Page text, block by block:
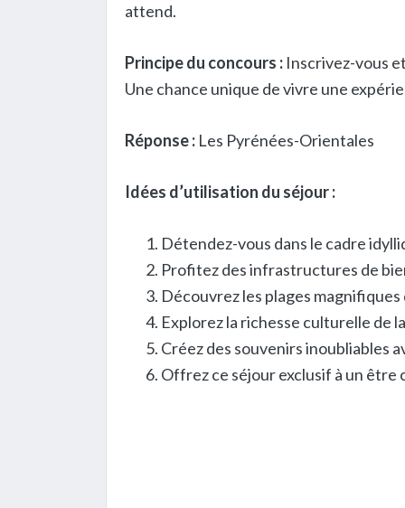
attend.
Principe du concours : Inscrivez-vous
Une chance unique de vivre une
Réponse : Les Pyrénées-Orientales
Idées d’utilisation du séjour :
Détendez-vous dans le cadre
Profitez des infrastructures de
Découvrez les plages
Explorez la richesse culturelle de
Créez des souvenirs inoubliables
Offrez ce séjour exclusif à un être